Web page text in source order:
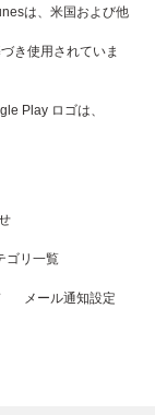
は、米国および他
き使用されていま
Play ロゴは、
ゴリ一覧
メール通知設定